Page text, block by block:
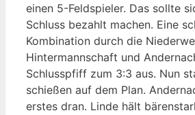
einen 5-Feldspieler. Das sollte
Schluss bezahlt machen. Eine
Kombination durch die
Hintermannschaft und
Schlusspfiff zum 3:3 aus. Nun
schießen auf dem Plan.
erstes dran. Linde hält